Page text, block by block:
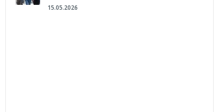
15.05.2026